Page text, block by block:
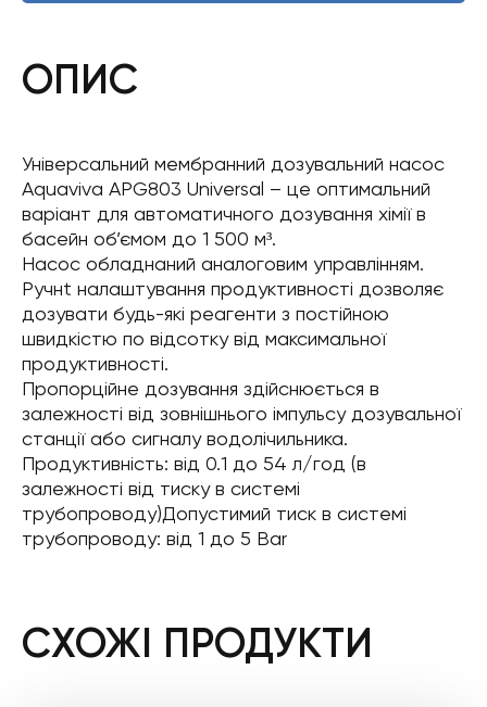
ОПИС
Універсальний мембранний дозувальний насос
Aquaviva APG803 Universal – це оптимальний
варіант для автоматичного дозування хімії в
басейн об’ємом до 1 500 м³.
Насос обладнаний аналоговим управлінням.
Ручнt налаштування продуктивності дозволяє
дозувати будь-які реагенти з постійною
швидкістю по відсотку від максимальної
продуктивності.
Пропорційне дозування здійснюється в
залежності від зовнішнього імпульсу дозувальної
станції або сигналу водолічильника.
Продуктивність: від 0.1 до 54 л/год (в
залежності від тиску в системі
трубопроводу)Допустимий тиск в системі
трубопроводу: від 1 до 5 Bar
СХОЖІ ПРОДУКТИ